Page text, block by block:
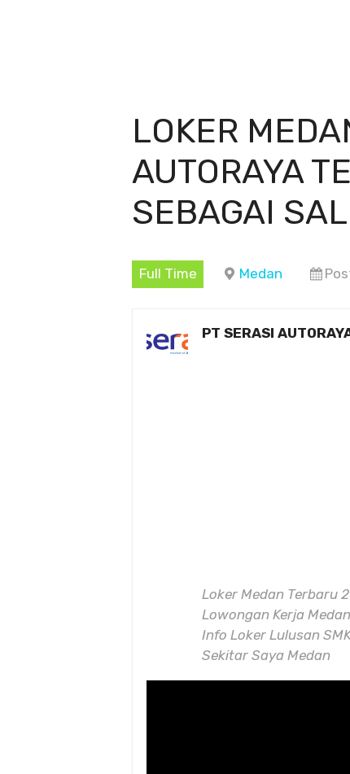
LOKER
AUTORAYA
SEBAGAI
Full Time Medan
PT SERASI
Loker Medan Terbaru
Lowongan Kerja
Info Loker Lulusan
Sekitar Saya Medan